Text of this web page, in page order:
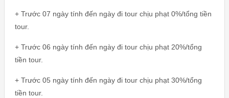
+ Trước 07 ngày tính đến ngày đi tour chịu phạt 0%/tổng tiền
tour.
+ Trước 06 ngày tính đến ngày đi tour chịu phạt 20%/tổng
tiền tour.
+ Trước 05 ngày tính đến ngày đi tour chịu phạt 30%/tổng
tiền tour.